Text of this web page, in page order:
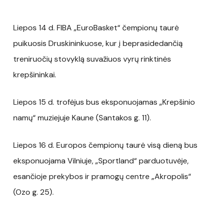
Liepos 14 d. FIBA „EuroBasket“ čempionų taurė
puikuosis Druskininkuose, kur į beprasidedančią
treniruočių stovyklą suvažiuos vyrų rinktinės
krepšininkai.
Liepos 15 d. trofėjus bus eksponuojamas „Krepšinio
namų“ muziejuje Kaune (Santakos g. 11).
Liepos 16 d. Europos čempionų taurė visą dieną bus
eksponuojama Vilniuje, „Sportland“ parduotuvėje,
esančioje prekybos ir pramogų centre „Akropolis“
(Ozo g. 25).